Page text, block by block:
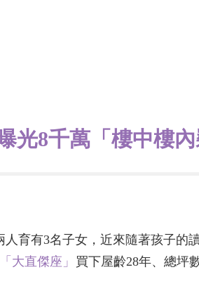
光8千萬「樓中樓
人育有3名子女，近來隨著孩子
「大直傑座」 買下屋齡28年、總坪